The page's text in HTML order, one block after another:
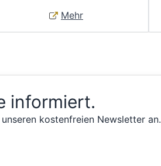
Mehr
informiert.
kostenfreien Newsletter an.